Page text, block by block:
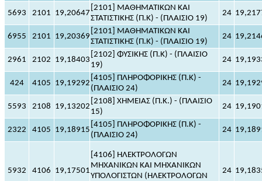
5693 2101 19,20647
[2101] ΜΑΘΗΜΑΤΙΚΩΝ ΚΑΙ
ΣΤΑΤΙΣΤΙΚΗΣ (Π.Κ) - (ΠΛΑΙΣΙΟ 19)
24
6955 2101 19,20369
[2101] ΜΑΘΗΜΑΤΙΚΩΝ ΚΑΙ
ΣΤΑΤΙΣΤΙΚΗΣ (Π.Κ) - (ΠΛΑΙΣΙΟ 19)
24
2961 2102 19,18403
[2102] ΦΥΣΙΚΗΣ (Π.Κ) - (ΠΛΑΙΣΙΟ
19)
24
424 4105 19,19292
[4105] ΠΛΗΡΟΦΟΡΙΚΗΣ (Π.Κ) -
(ΠΛΑΙΣΙΟ 24)
24
5593 2108 19,13202
[2108] ΧΗΜΕΙΑΣ (Π.Κ.) - (ΠΛΑΙΣΙΟ
15)
24
2322 4105 19,18915
[4105] ΠΛΗΡΟΦΟΡΙΚΗΣ (Π.Κ) -
(ΠΛΑΙΣΙΟ 24)
24
5932 4106 19,17501
[4106] ΗΛΕΚΤΡΟΛΟΓΩΝ
ΜΗΧΑΝΙΚΩΝ ΚΑΙ ΜΗΧΑΝΙΚΩΝ
ΥΠΟΛΟΓΙΣΤΩΝ (ΗΛΕΚΤΡΟΛΟΓΩΝ
24